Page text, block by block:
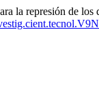
la represión de